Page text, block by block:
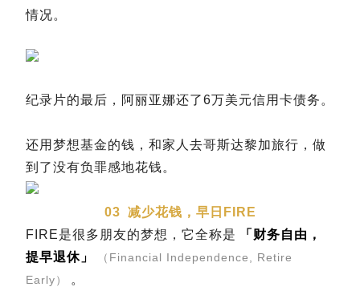
情况。
纪录片的最后，阿丽亚娜还了6万美元信用卡债务。
还用梦想基金的钱，和家人去哥斯达黎加旅行，做
到了没有负罪感地花钱。
03 减少花钱，早日FIRE
FIRE是很多朋友的梦想，它全称是
「财务自由，
提早退休」
（Financial Independence, Retire
Early）
。